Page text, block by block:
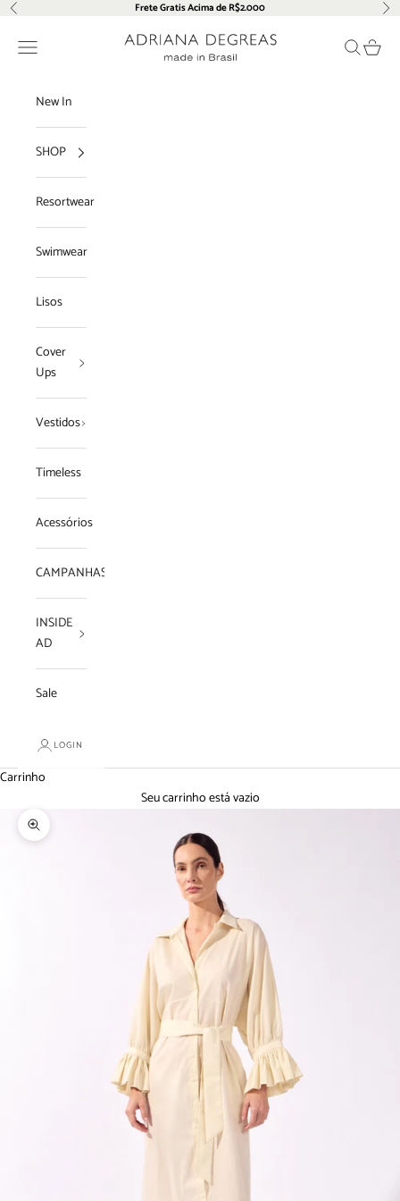
Pular para o conteúdo
Anterior Frete Gratis Acima de R$2.000
Adriana Degreas
Menu Pesquisar
New In
SHOP
Resortwear
Swimwear
Lisos
Cover
Ups
Vestidos
Timeless
Acessórios
CAMPANHAS
INSIDE
AD
Sale
LOGIN
Carrinho
Seu carrinho está vazio
Zoom na imagem